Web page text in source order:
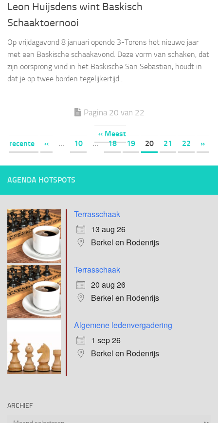
Leon Huijsdens wint Baskisch
Schaaktoernooi
Op vrijdagavond 8 januari opende 3-Torens het nieuwe jaar
met een Baskische schaakavond. Deze vorm van schaken, dat
zijn oorsprong vind in het Baskische San Sebastian, houdt in
dat je op twee borden tegelijkertijd...
Pagina 20 van 22
« Meest
recente
« ... 10 ... 18 19 20 21 22 »
AGENDA HOTSPOTS
Terrasschaak
13 aug 26
Berkel en Rodenrijs
Terrasschaak
20 aug 26
Berkel en Rodenrijs
Algemene ledenvergadering
1 sep 26
Berkel en Rodenrijs
ARCHIEF
Archief